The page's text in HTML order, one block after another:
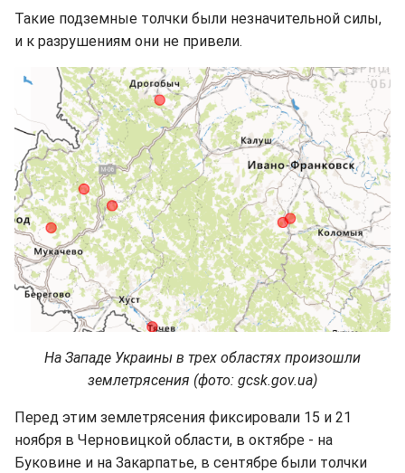
Такие подземные толчки были незначительной силы,
и к разрушениям они не привели.
На Западе Украины в трех областях произошли
землетрясения (фото: gcsk.gov.ua)
Перед этим землетрясения фиксировали 15 и 21
ноября в Черновицкой области, в октябре - на
Буковине и на Закарпатье, в сентябре были толчки